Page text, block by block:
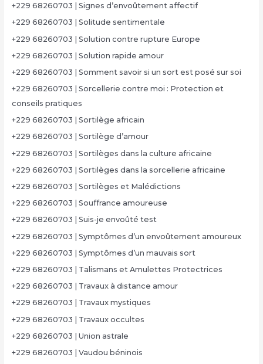
+229 68260703 | Signes d’envoûtement affectif
+229 68260703 | Solitude sentimentale
+229 68260703 | Solution contre rupture Europe
+229 68260703 | Solution rapide amour
+229 68260703 | Somment savoir si un sort est posé sur soi
+229 68260703 | Sorcellerie contre moi : Protection et
conseils pratiques
+229 68260703 | Sortilège africain
+229 68260703 | Sortilège d’amour
+229 68260703 | Sortilèges dans la culture africaine
+229 68260703 | Sortilèges dans la sorcellerie africaine
+229 68260703 | Sortilèges et Malédictions
+229 68260703 | Souffrance amoureuse
+229 68260703 | Suis-je envoûté test
+229 68260703 | Symptômes d’un envoûtement amoureux
+229 68260703 | Symptômes d’un mauvais sort
+229 68260703 | Talismans et Amulettes Protectrices
+229 68260703 | Travaux à distance amour
+229 68260703 | Travaux mystiques
+229 68260703 | Travaux occultes
+229 68260703 | Union astrale
+229 68260703 | Vaudou béninois